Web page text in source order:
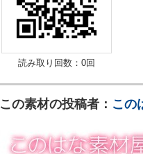
読み取り回数：0回
この素材の投稿者： この